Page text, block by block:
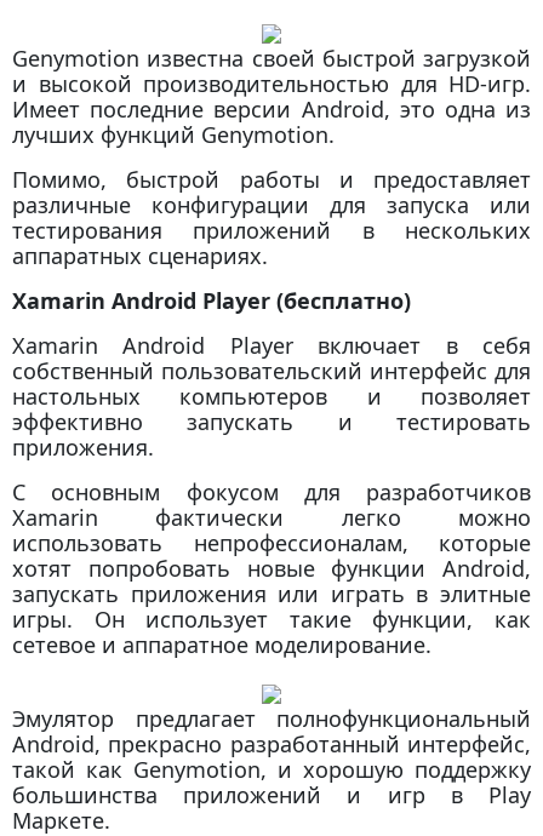
Genymotion известна своей быстрой загрузкой
и высокой производительностью для HD-игр.
Имеет последние версии Android, это одна из
лучших функций Genymotion.
Помимо, быстрой работы и предоставляет
различные конфигурации для запуска или
тестирования приложений в нескольких
аппаратных сценариях.
Xamarin Android Player (бесплатно)
Xamarin Android Player включает в себя
собственный пользовательский интерфейс для
настольных компьютеров и позволяет
эффективно запускать и тестировать
приложения.
С основным фокусом для разработчиков
Xamarin фактически легко можно
использовать непрофессионалам, которые
хотят попробовать новые функции Android,
запускать приложения или играть в элитные
игры. Он использует такие функции, как
сетевое и аппаратное моделирование.
Эмулятор предлагает полнофункциональный
Android, прекрасно разработанный интерфейс,
такой как Genymotion, и хорошую поддержку
большинства приложений и игр в Play
Маркете.